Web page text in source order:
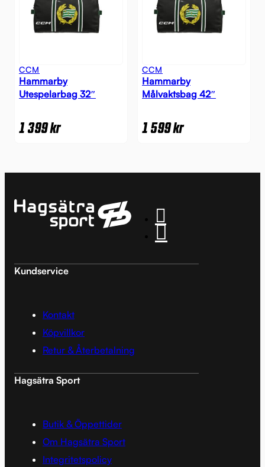
CCM
Hammarby
Utespelarbag 32″
1 399kr
CCM
Hammarby
Målvaktsbag 42″
1 599kr
Kundservice
Kontakt
Köpvillkor
Retur & Återbetalning
Hagsätra Sport
Butik & Öppettider
Om Hagsätra Sport
Integritetspolicy